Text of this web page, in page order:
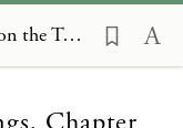
Otzar Midrashim, Midrash on the Ten Kings 1